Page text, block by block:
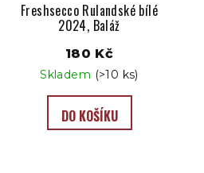
Freshsecco Rulandské bílé
2024, Baláž
180 Kč
Skladem (>10 ks)
DO KOŠÍKU